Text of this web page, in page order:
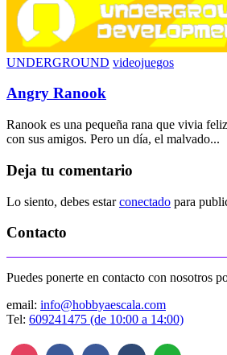
UNDERGROUND videojuegos
Angry Ranook
Ranook es una pequeña rana que vivia
con sus amigos. Pero un día, el malvado...
Deja tu comentario
Lo siento, debes estarconectado para
Contacto
Puedes ponerte en contacto con nosotros
email: info@hobbyaescala.com
Tel: 609241475 (de 10:00 a 14:00)